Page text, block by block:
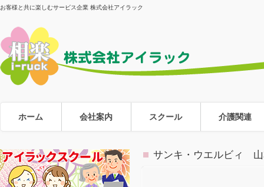
お客様と共に楽しむサービス企業 株式会社アイラック
ホーム 会社案内 スクール 介護関連
サンキ・ウエルビィ 山